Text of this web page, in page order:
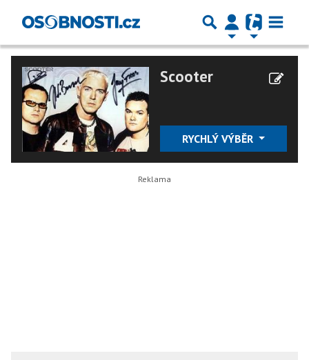
Scooter
RYCHLÝ VÝBĚR